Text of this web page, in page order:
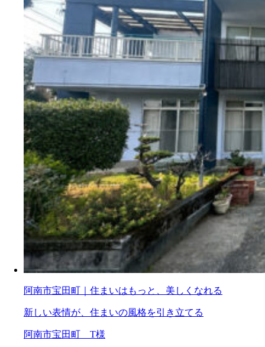
阿南市宝田町｜住まいはもっと、美しくなれる
新しい表情が、住まいの風格を引き立てる
阿南市宝田町 T様